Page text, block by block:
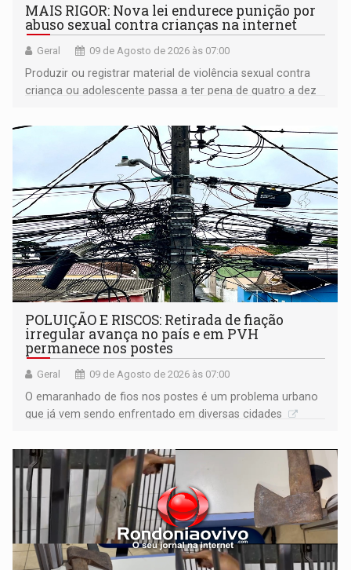
MAIS RIGOR: Nova lei endurece punição por
abuso sexual contra crianças na internet
Geral 09 de Agosto de 2026 às 07:00
Produzir ou registrar material de violência sexual contra
criança ou adolescente passa a ter pena de quatro a dez
POLUIÇÃO E RISCOS: Retirada de fiação
irregular avança no país e em PVH
permanece nos postes
Geral 09 de Agosto de 2026 às 07:00
O emaranhado de fios nos postes é um problema urbano
que já vem sendo enfrentado em diversas cidades